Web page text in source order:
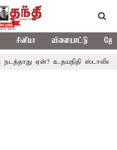
சினிமா விளையாட்டு
உதயநிதி ஸ்டாலின் கேள்வி